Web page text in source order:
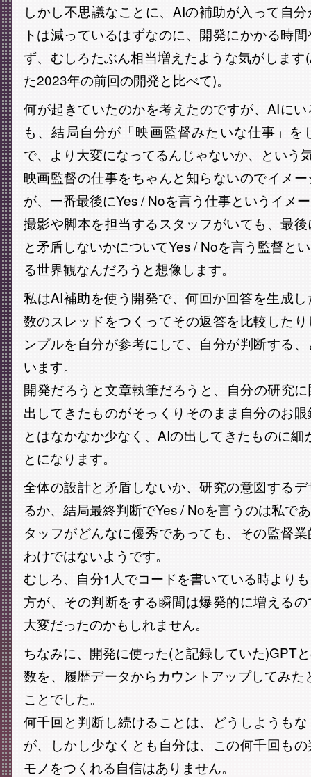
しかし不思議なことに、AIの補助が入って自
トは減っているはずなのに、開発にかかる時
ず、むしろたぶん相当増えたような気がしま
た2023年の前回の開発と比べて)。
何が起きていたのかを考えたのですが、AIに
も、結局自分が「映画監督みたいな仕事」を
で、より大変になってるんじゃないか、という
映画監督の仕事をちゃんと知らないのでイメ
が、一番最後にYes / Noを言う仕事というイメ
撮影や脚本を担当するスタッフがいても、最
と矛盾しないかについてYes / Noを言う監督と
る世界観なんだろうと想像します。
私はAI補助を使う開発で、何回か回答を生成
数のスレッドをつくってその返答を比較した
ンプルを自分が参考にして、自分が判断する
います。
開発だろうと文章執筆だろうと、自分の研究
出してきたものがそっくりそのまま自分のお
とはなかなか少なく、AIの出してきたものに
とになります。
全体の設計と矛盾しないか、研究の意図する
るか、結局最終判断でYes / Noを言うのは私で
タッフがどんなに優秀であっても、その監督
わけではないようです。
むしろ、自分1人でコードを書いている時より
方が、その判断をする瞬間は爆発的に増える
大変だったのかもしれません。
ちなみに、開発に使った(と記録していた)GPT
数を、履歴データからカウントアップしてみ
ことでした。
何千回と判断し続けることは、どうしようも
が、しかし少なくとも自分は、この何千回も
モノをつくれる自信はありません。